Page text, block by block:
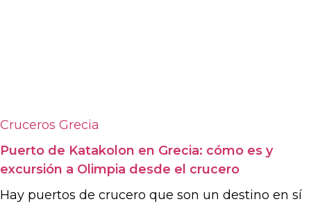
Cruceros Grecia
Puerto de Katakolon en Grecia: cómo es y
excursión a Olimpia desde el crucero
Hay puertos de crucero que son un destino en sí